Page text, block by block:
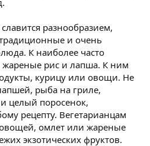
разнообразием,
и очень
К наиболее часто
жареные рис и лапша. К ним
курицу или овощи. Не
рыба на гриле,
целый поросенок,
рецепту. Вегетарианцам
овощей, омлет или жареные
экзотических фруктов.